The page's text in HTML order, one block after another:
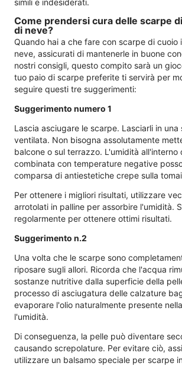
Come prendersi cura delle scarpe
di neve?
Quando hai a che fare con scarpe di cuoio
neve, assicurati di mantenerle in buone
nostri consigli, questo compito sarà un
tuo paio di scarpe preferite ti servirà per
seguire questi tre suggerimenti:
Suggerimento numero 1
Lascia asciugare le scarpe. Lasciarli in una
ventilata. Non bisogna assolutamente
balcone o sul terrazzo. L'umidità all'interno
combinata con temperature negative
comparsa di antiestetiche crepe sulla
Per ottenere i migliori risultati, utilizzare
arrotolati in palline per assorbire l'umidità.
regolarmente per ottenere ottimi risultati.
Suggerimento n.2
Una volta che le scarpe sono
riposare sugli allori. Ricorda che l'acqua
sostanze nutritive dalla superficie della
processo di asciugatura delle calzature
evaporare l'olio naturalmente presente
l'umidità.
Di conseguenza, la pelle può diventare
causando screpolature. Per evitare ciò,
utilizzare un balsamo speciale per scarpe